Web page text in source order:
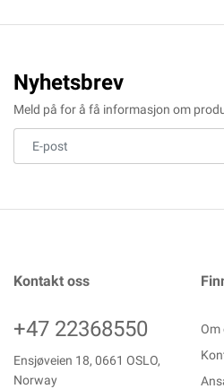
Nyhetsbrev
Meld på for å få informasjon om
Kontakt oss
+47 22368550
Ensjøveien 18, 0661 OSLO,
Norway
Om